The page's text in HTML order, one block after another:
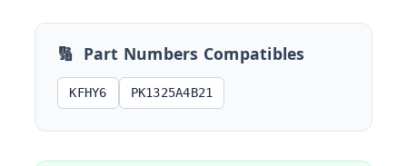
🔢 Part Numbers Compatibles
KFHY6 PK1325A4B21